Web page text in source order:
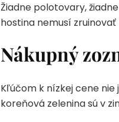
Žiadne polotovary,
hostina nemusí
Nákupný
Kľúčom k nízkej cene
koreňová zelenina sú v